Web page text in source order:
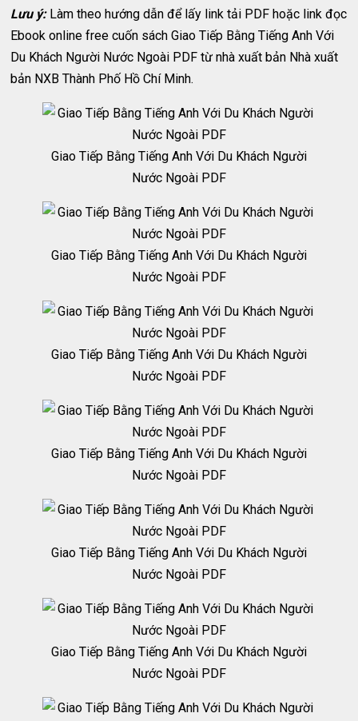
Lưu ý:Làm theo hướng dẫn để lấy link tải PDF hoặc link đọc
Ebook online free cuốn sách Giao Tiếp Bằng Tiếng Anh Với
Du Khách Người Nước Ngoài PDF từ nhà xuất bản Nhà xuất
bản NXB Thành Phố Hồ Chí Minh.
Giao Tiếp Bằng Tiếng Anh Với Du Khách Người
Nước Ngoài PDF
Giao Tiếp Bằng Tiếng Anh Với Du Khách Người
Nước Ngoài PDF
Giao Tiếp Bằng Tiếng Anh Với Du Khách Người
Nước Ngoài PDF
Giao Tiếp Bằng Tiếng Anh Với Du Khách Người
Nước Ngoài PDF
Giao Tiếp Bằng Tiếng Anh Với Du Khách Người
Nước Ngoài PDF
Giao Tiếp Bằng Tiếng Anh Với Du Khách Người
Nước Ngoài PDF